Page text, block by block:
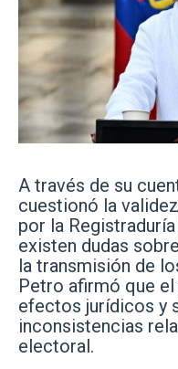
A través de su
cuestionó la
por la
existen dudas
la transmisión de
Petro afirmó que
efectos jurídicos y
inconsistencias
electoral.